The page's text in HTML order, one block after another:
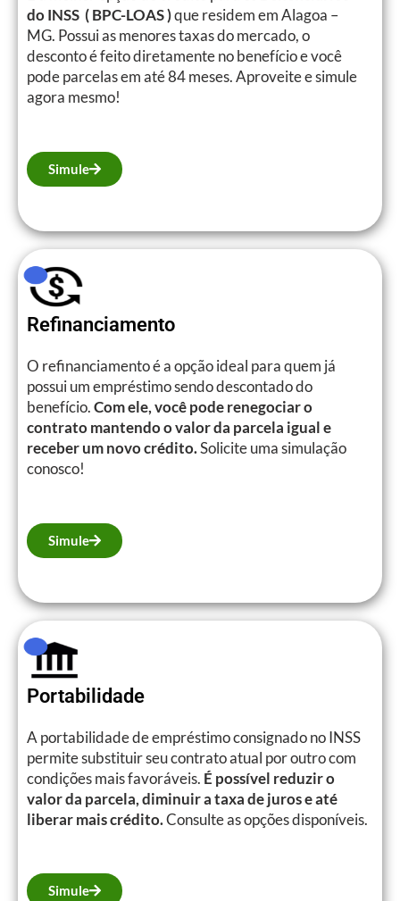
do INSS ( BPC-LOAS )que residem em Alagoa –
MG. Possui as menores taxas do mercado, o
desconto é feito diretamente no benefício e você
pode parcelas em até 84 meses. Aproveite e simule
agora mesmo!
Simule
Refinanciamento
O refinanciamento é a opção ideal para quem já
possui um empréstimo sendo descontado do
benefício.Com ele, você pode renegociar o
contrato mantendo o valor da parcela igual e
receber um novo crédito.Solicite uma simulação
conosco!
Simule
Portabilidade
A portabilidade de empréstimo consignado no INSS
permite substituir seu contrato atual por outro com
condições mais favoráveis. É possível reduzir o
valor da parcela, diminuir a taxa de juros e até
liberar mais crédito.Consulte as opções disponíveis.
Simule